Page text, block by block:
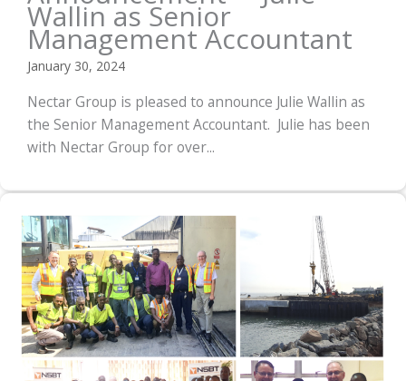
Wallin as Senior
Management Accountant
January 30, 2024
Nectar Group is pleased to announce Julie Wallin as
the Senior Management Accountant. Julie has been
with Nectar Group for over...